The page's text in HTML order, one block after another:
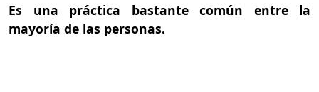
Es una práctica bastante común entre la
mayoría de las personas.